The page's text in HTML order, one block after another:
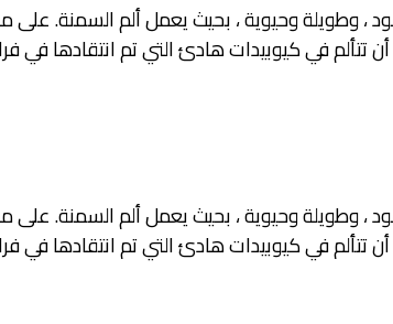
، وطويلة وحيوية ، بحيث يعمل ألم السمنة.
في كيوبيدات هادئ التي تم انتقادها في
، وطويلة وحيوية ، بحيث يعمل ألم السمنة.
في كيوبيدات هادئ التي تم انتقادها في